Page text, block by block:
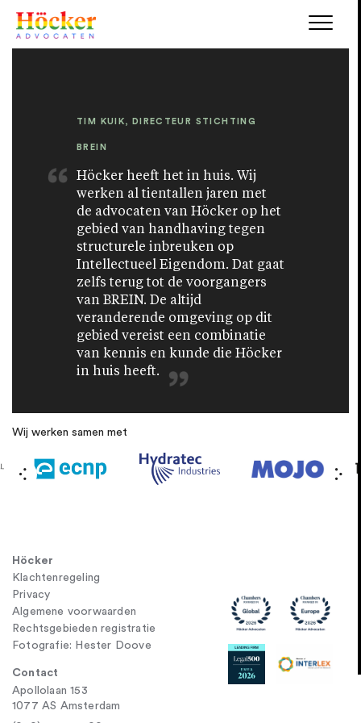
TIM KUIK, DIRECTEUR STICHTING
BREIN
Höcker heeft het in huis. Wij
werken al tientallen jaren met
de advocaten van Höcker op het
gebied van handhaving tegen
structurele inbreuken op
Intellectueel Eigendom. Dat gaat
zelfs terug tot de voorgangers
van BREIN. De altijd
veranderende omgeving op dit
gebied vereist een combinatie
van kennis en kunde die Höcker
in huis heeft.
Wij werken samen met
Höcker
Klachtenregeling
Privacy
Algemene voorwaarden
Rechtsgebieden registratie
Fotografie: Hester Doove
Contact
Apollolaan 153
1077 AS Amsterdam